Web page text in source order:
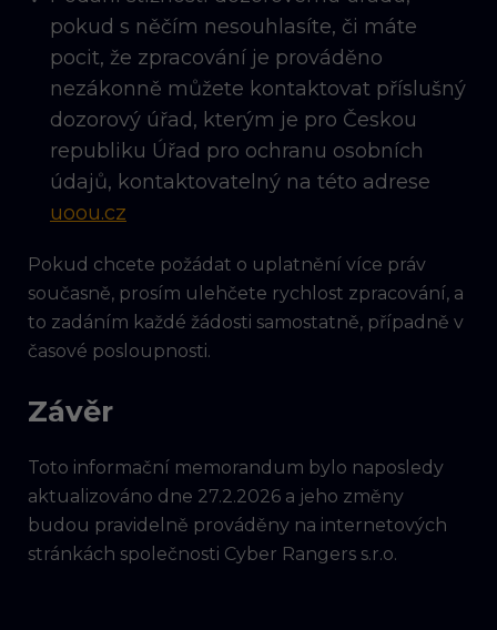
pokud s něčím nesouhlasíte, či máte
pocit, že zpracování je prováděno
nezákonně můžete kontaktovat příslušný
dozorový úřad, kterým je pro Českou
republiku Úřad pro ochranu osobních
údajů, kontaktovatelný na této adrese
uoou.cz
Pokud chcete požádat o uplatnění více práv
současně, prosím ulehčete rychlost zpracování, a
to zadáním každé žádosti samostatně, případně v
časové posloupnosti.
Závěr
Toto informační memorandum bylo naposledy
aktualizováno dne 27.2.2026 a jeho změny
budou pravidelně prováděny na internetových
stránkách společnosti Cyber Rangers s.r.o.